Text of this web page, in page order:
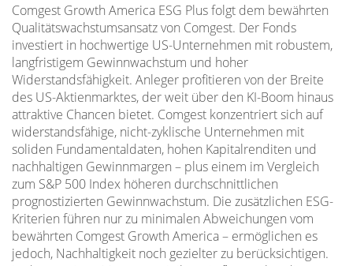
Comgest Growth America ESG Plus folgt dem bewährten
Qualitätswachstumsansatz von Comgest. Der Fonds
investiert in hochwertige US-Unternehmen mit robustem,
langfristigem Gewinnwachstum und hoher
Widerstandsfähigkeit. Anleger profitieren von der Breite
des US-Aktienmarktes, der weit über den KI-Boom hinaus
attraktive Chancen bietet. Comgest konzentriert sich auf
widerstandsfähige, nicht-zyklische Unternehmen mit
soliden Fundamentaldaten, hohen Kapitalrenditen und
nachhaltigen Gewinnmargen – plus einem im Vergleich
zum S&P 500 Index höheren durchschnittlichen
prognostizierten Gewinnwachstum. Die zusätzlichen ESG-
Kriterien führen nur zu minimalen Abweichungen vom
bewährten Comgest Growth America – ermöglichen es
jedoch, Nachhaltigkeit noch gezielter zu berücksichtigen.